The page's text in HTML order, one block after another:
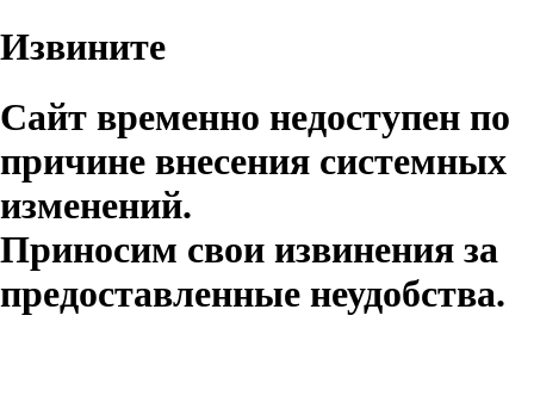
Извините
Сайт временно недоступен по
причине внесения системных
изменений.
Приносим свои извинения за
предоставленные неудобства.